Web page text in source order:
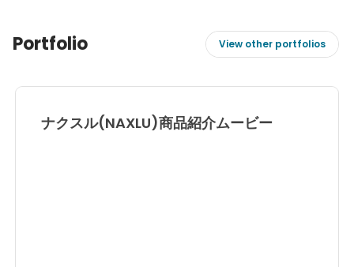
Portfolio View other portfolios
ナクスル(NAXLU)商品紹介ムービー